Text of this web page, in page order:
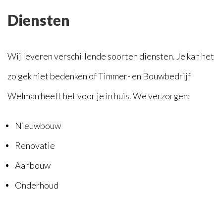
Diensten
Wij leveren verschillende soorten diensten. Je kan het
zo gek niet bedenken of Timmer- en Bouwbedrijf
Welman heeft het voor je in huis. We verzorgen:
Nieuwbouw
Renovatie
Aanbouw
Onderhoud